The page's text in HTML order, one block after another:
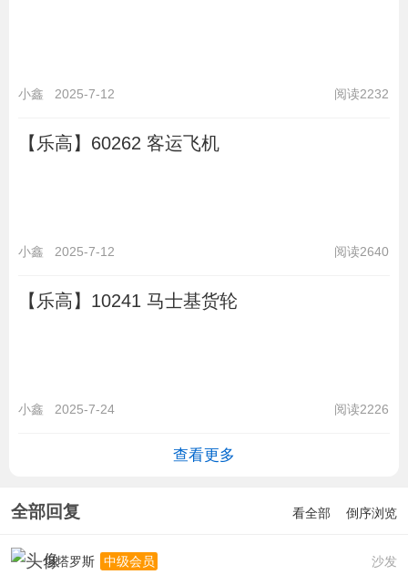
小鑫 2025-7-12 阅读2232
【乐高】60262 客运飞机
小鑫 2025-7-12 阅读2640
【乐高】10241 马士基货轮
小鑫 2025-7-24 阅读2226
查看更多
全部回复 看全部 倒序浏览
沙发
坦塔罗斯 中级会员